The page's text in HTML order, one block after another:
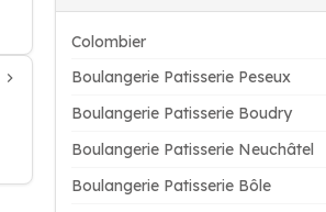
Colombier
Boulangerie Patisserie Peseux
Boulangerie Patisserie Boudry
Boulangerie Patisserie Neuchâtel
Boulangerie Patisserie Bôle